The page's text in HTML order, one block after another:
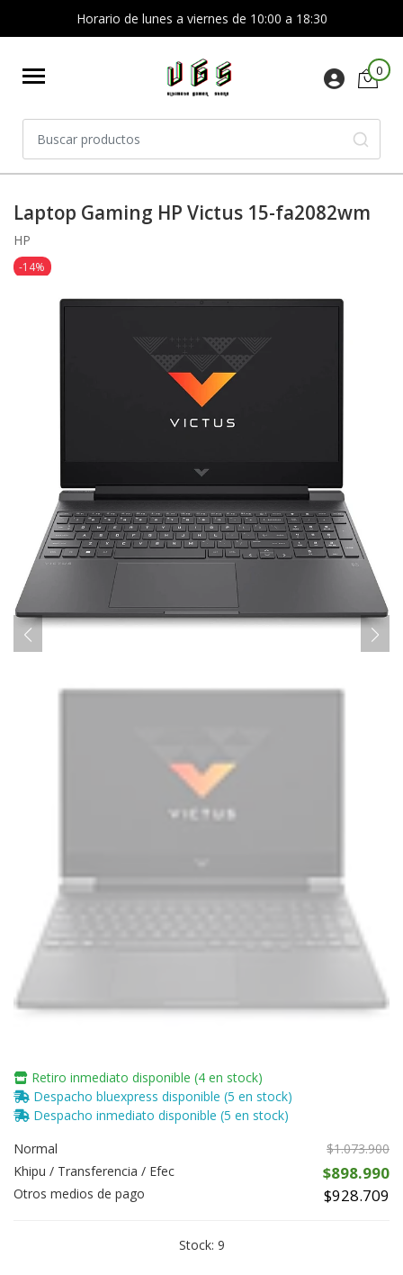
Horario de lunes a viernes de 10:00 a 18:30
0
Laptop Gaming HP Victus 15-fa2082wm
HP
-14%
Retiro inmediato disponible (4 en stock)
Despacho bluexpress disponible (5 en stock)
Despacho inmediato disponible (5 en stock)
Normal
$1.073.900
Khipu / Transferencia / Efec
$898.990
Otros medios de pago $928.709
Stock: 9